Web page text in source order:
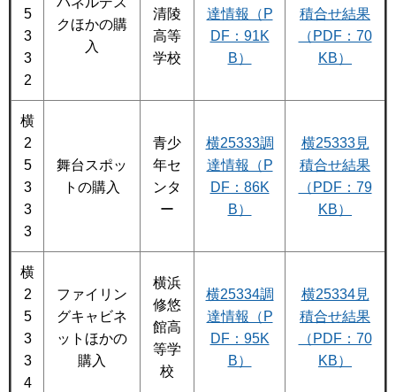
5
3
3
2
クほかの購
入
清陵
高等
学校
達情報（P
DF：91K
B）
積合せ結果
（PDF：70
KB）
横
2
5
3
3
3
舞台スポッ
トの購入
青少
年セ
ンタ
ー
横25333調
達情報（P
DF：86K
B）
横25333見
積合せ結果
（PDF：79
KB）
横
2
5
3
3
4
ファイリン
グキャビネ
ットほかの
購入
横浜
修悠
館高
等学
校
横25334調
達情報（P
DF：95K
B）
横25334見
積合せ結果
（PDF：70
KB）